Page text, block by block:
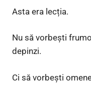
Asta era lecția.
Nu să vorbești
depinzi.
Ci să vorbești